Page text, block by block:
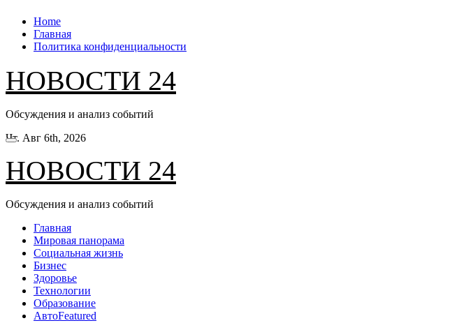
Перейти
содержанию
Home
Главная
Политика конфиденциальности
НОВОСТИ 24
Обсуждения и анализ событий
Чт. Авг 6th, 2026
НОВОСТИ 24
Обсуждения и анализ событий
Главная
Мировая панорама
Социальная жизнь
Бизнес
Здоровье
Технологии
Образование
АвтоFeatured